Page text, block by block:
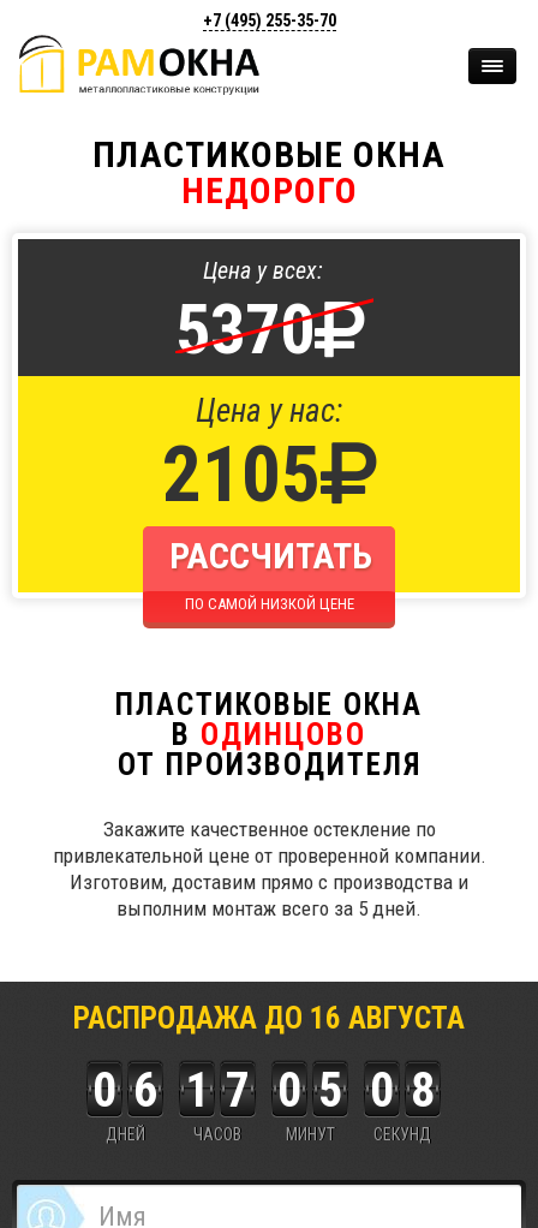
+7 (495) 255-35-70
ПЛАСТИКОВЫЕ ОКНА
НЕДОРОГО
Цена у всех:
5370
Цена у нас:
2105
РАССЧИТАТЬ
ПО САМОЙ НИЗКОЙ ЦЕНЕ
ПЛАСТИКОВЫЕ ОКНА
В ОДИНЦОВО
ОТ ПРОИЗВОДИТЕЛЯ
Закажите качественное остекление по
привлекательной цене от проверенной компании.
Изготовим, доставим прямо с производства и
выполним монтаж всего за 5 дней.
РАСПРОДАЖА ДО 16 АВГУСТА
0 6
ДНЕЙ
1 7
ЧАСОВ
0 5
МИНУТ
0 7
8
СЕКУНД